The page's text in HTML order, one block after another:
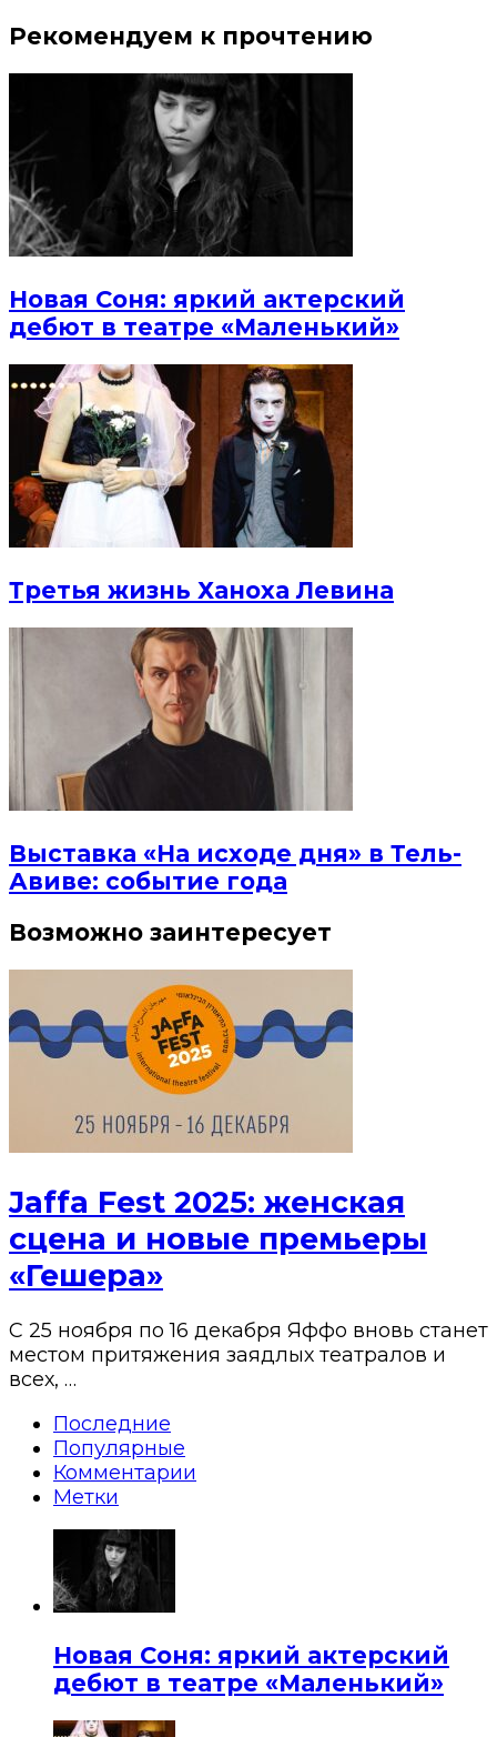
Рекомендуем к прочтению
Новая Соня: яркий актерский
дебют в театре «Маленький»
Третья жизнь Ханоха Левина
Выставка «На исходе дня» в Тель-
Авиве: событие года
Возможно заинтересует
Jaffa Fest 2025: женская
сцена и новые премьеры
«Гешера»
С 25 ноября по 16 декабря Яффо вновь станет
местом притяжения заядлых театралов и
всех, …
Последние
Популярные
Комментарии
Метки
Новая Соня: яркий актерский
дебют в театре «Маленький»